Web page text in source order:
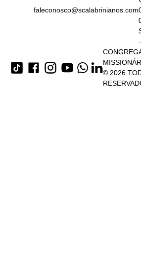
faleconosco@scalabrinianos.com
© 2026